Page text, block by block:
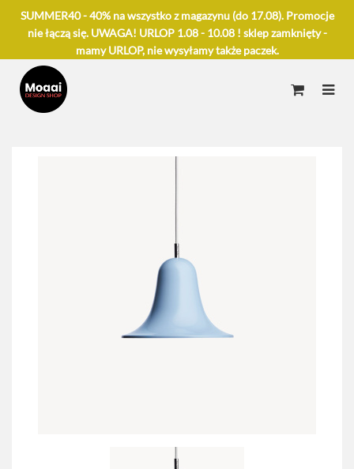
SUMMER40 - 40% na wszystko z magazynu (do 17.08). Promocje
nie łączą się. UWAGA! URLOP 1.08 - 10.08 ! sklep zamknięty -
mamy URLOP, nie wysyłamy także paczek.